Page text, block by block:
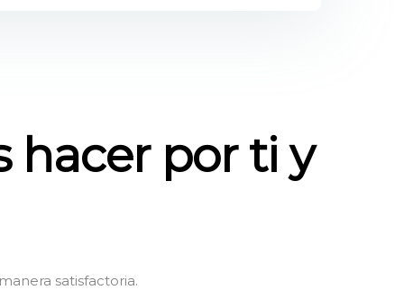
hacer por ti y
satisfactoria.